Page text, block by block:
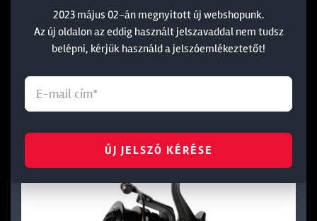
Az elmúlt 30 nap legalacsonyabb ára:
14 990 Ft
2023 május 02-án megnyitott új webshopunk.
Az új oldalon az eddig használt jelszavaddal nem tudsz
belépni, kérjük használd a jelszóemlékeztetőt!
ÚJ JELSZÓ KÉRÉSE